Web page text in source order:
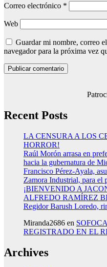
Correo electrónico *
Web
Guardar mi nombre, correo
navegador para la próxima vez
Recent Posts
LA CENSURA A LOS
HORROR!
Raúl Morón arrasa en
hacia la gubernatura de
Francisco Pérez-Ayala,
Zamora Industrial, para el
¡BIENVENIDO A
ALFREDO RAMÍREZ
Regidor Barush Loredo,
Miranda2686 en
REGISTRADO EN EL
Archives